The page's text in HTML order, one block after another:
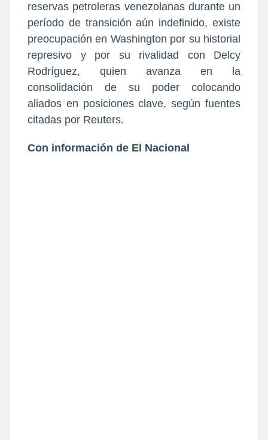
reservas petroleras venezolanas durante un
período de transición aún indefinido, existe
preocupación en Washington por su historial
represivo y por su rivalidad con Delcy
Rodríguez, quien avanza en la
consolidación de su poder colocando
aliados en posiciones clave, según fuentes
citadas por Reuters.
Con información de El Nacional